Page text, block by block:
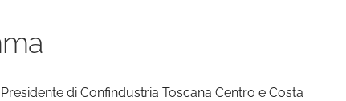
Presidente di Confindustria Toscana Centro e Costa